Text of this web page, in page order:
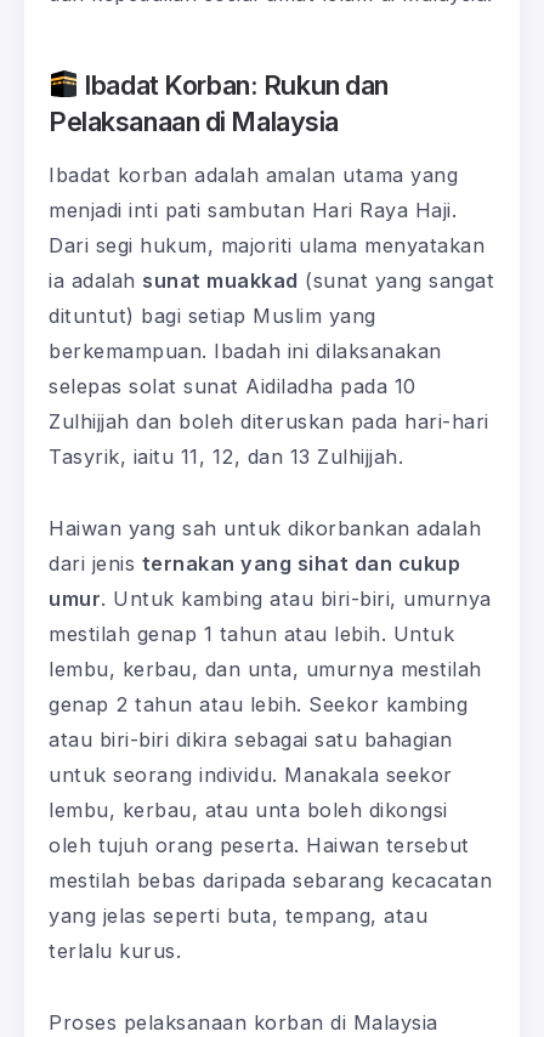
Ibadat Korban: Rukun dan
Pelaksanaan di Malaysia
Ibadat korban adalah amalan utama yang
menjadi inti pati sambutan Hari Raya Haji.
Dari segi hukum, majoriti ulama menyatakan
ia adalah sunat muakkad (sunat yang sangat
dituntut) bagi setiap Muslim yang
berkemampuan. Ibadah ini dilaksanakan
selepas solat sunat Aidiladha pada 10
Zulhijjah dan boleh diteruskan pada hari-hari
Tasyrik, iaitu 11, 12, dan 13 Zulhijjah.
Haiwan yang sah untuk dikorbankan adalah
dari jenis ternakan yang sihat dan cukup
umur. Untuk kambing atau biri-biri, umurnya
mestilah genap 1 tahun atau lebih. Untuk
lembu, kerbau, dan unta, umurnya mestilah
genap 2 tahun atau lebih. Seekor kambing
atau biri-biri dikira sebagai satu bahagian
untuk seorang individu. Manakala seekor
lembu, kerbau, atau unta boleh dikongsi
oleh tujuh orang peserta. Haiwan tersebut
mestilah bebas daripada sebarang kecacatan
yang jelas seperti buta, tempang, atau
terlalu kurus.
Proses pelaksanaan korban di Malaysia